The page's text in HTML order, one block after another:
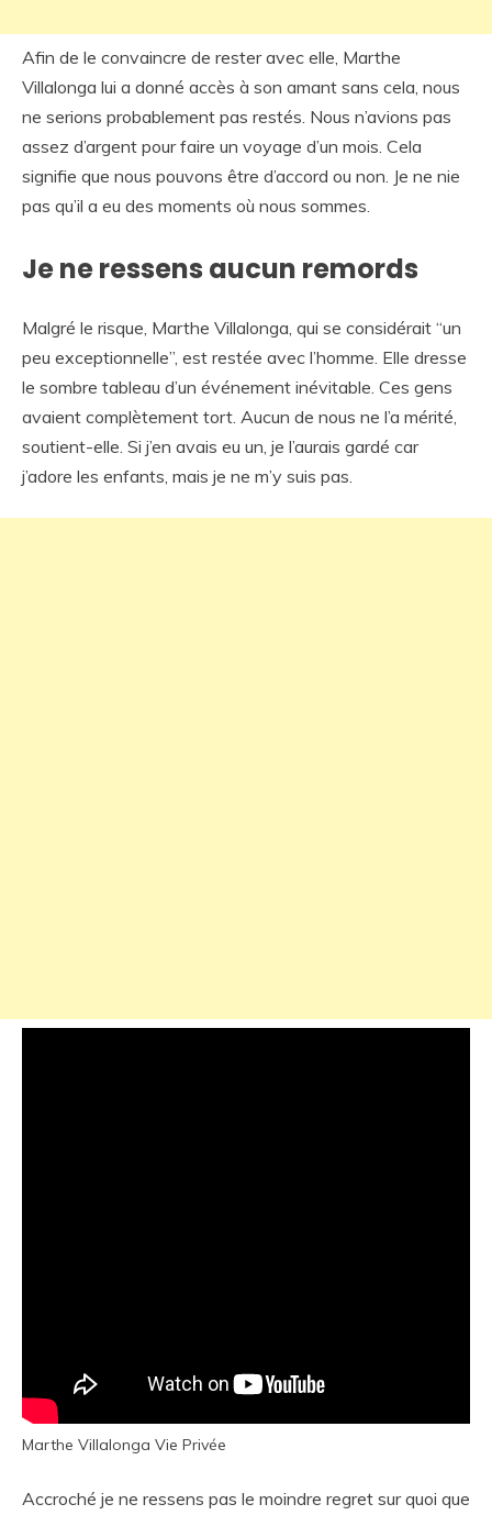
Afin de le convaincre de rester avec elle, Marthe
Villalonga lui a donné accès à son amant sans cela, nous
ne serions probablement pas restés. Nous n’avions pas
assez d’argent pour faire un voyage d’un mois. Cela
signifie que nous pouvons être d’accord ou non. Je ne nie
pas qu’il a eu des moments où nous sommes.
Je ne ressens aucun remords
Malgré le risque, Marthe Villalonga, qui se considérait “un
peu exceptionnelle”, est restée avec l’homme. Elle dresse
le sombre tableau d’un événement inévitable. Ces gens
avaient complètement tort. Aucun de nous ne l’a mérité,
soutient-elle. Si j’en avais eu un, je l’aurais gardé car
j’adore les enfants, mais je ne m’y suis pas.
Marthe Villalonga Vie Privée
Accroché je ne ressens pas le moindre regret sur quoi que